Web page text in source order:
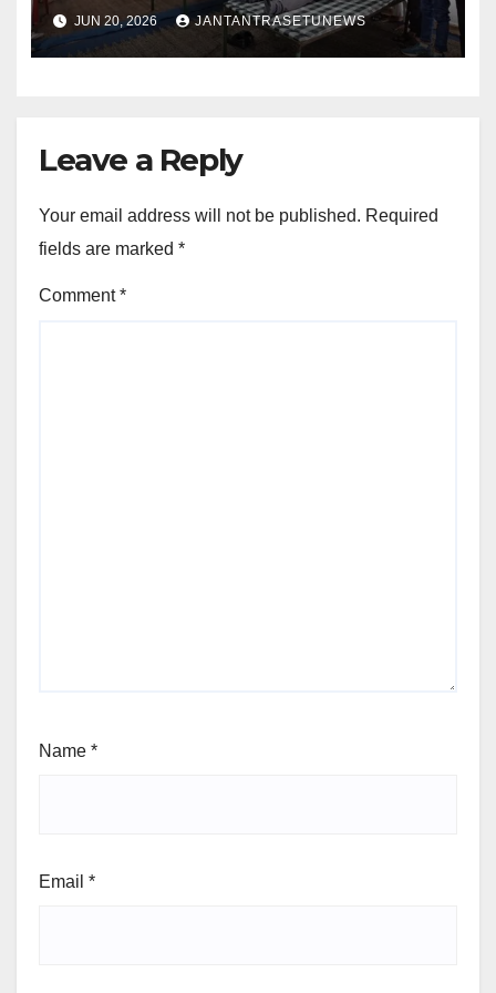
JUN 20, 2026 JANTANTRASETUNEWS
Leave a Reply
Your email address will not be published. Required
fields are marked *
Comment*
Name *
Email *